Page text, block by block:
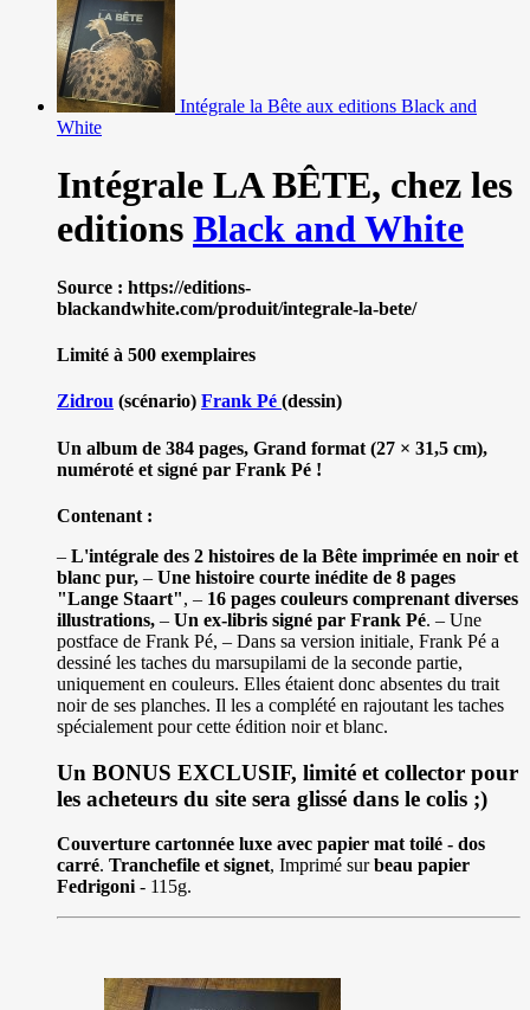
Intégrale la Bête aux editions Black and
White
Intégrale LA BÊTE, chez les
editions Black and White
Source : https://editions-
blackandwhite.com/produit/integrale-la-bete/
Limité à 500 exemplaires
Zidrou (scénario) Frank Pé (dessin)
Un album de 384 pages, Grand format (27 × 31,5 cm),
numéroté et signé par Frank Pé !
Contenant :
– L'intégrale des 2 histoires de la Bête imprimée en noir et
blanc pur, – Une histoire courte inédite de 8 pages
"Lange Staart", – 16 pages couleurs comprenant diverses
illustrations, – Un ex-libris signé par Frank Pé. – Une
postface de Frank Pé, – Dans sa version initiale, Frank Pé a
dessiné les taches du marsupilami de la seconde partie,
uniquement en couleurs. Elles étaient donc absentes du trait
noir de ses planches. Il les a complété en rajoutant les taches
spécialement pour cette édition noir et blanc.
Un BONUS EXCLUSIF, limité et collector pour
les acheteurs du site sera glissé dans le colis ;)
Couverture cartonnée luxe avec papier mat toilé - dos
carré. Tranchefile et signet, Imprimé surbeau papier
Fedrigoni - 115g.